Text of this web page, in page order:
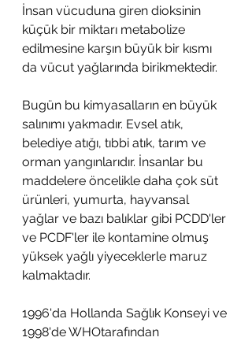
İnsan vücuduna giren dioksinin
küçük bir miktarı metabolize
edilmesine karşın büyük bir kısmı
da vücut yağlarında birikmektedir.
Bugün bu kimyasalların en büyük
salınımı yakmadır. Evsel atık,
belediye atığı, tıbbi atık, tarım ve
orman yangınlarıdır. İnsanlar bu
maddelere öncelikle daha çok süt
ürünleri, yumurta, hayvansal
yağlar ve bazı balıklar gibi PCDD'ler
ve PCDF'ler ile kontamine olmuş
yüksek yağlı yiyeceklerle maruz
kalmaktadır.
1996'da Hollanda Sağlık Konseyi ve
1998'de WHOtarafından